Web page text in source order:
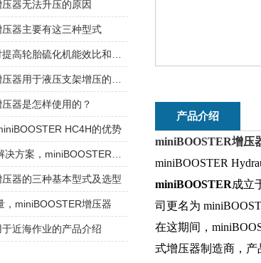
产品介绍
miniBOOSTER增压
miniBOOSTER
miniBOOSTER成立
司更名为
在这期间，
式增压器制造商，产
器无法升压的原因
器主要有这三种型式
器是怎样使用的？
HC4H的优势
器的三种基本型式及选型
，miniBOOSTER增压器
近海作业的产品介绍